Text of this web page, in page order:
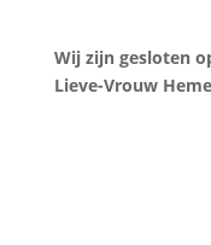
Wij zijn gesloten
Lieve-Vrouw